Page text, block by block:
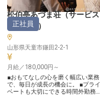
松伯亭あづま荘（サービス
スタッフ ）
正社員
山形県天童市鎌田2-2-1
月給／180,000円～
■おもてなしの心を磨く幅広い業務
で、毎日が成長の機会に。 ■プライ
ベートも大切にできる時間外勤務な